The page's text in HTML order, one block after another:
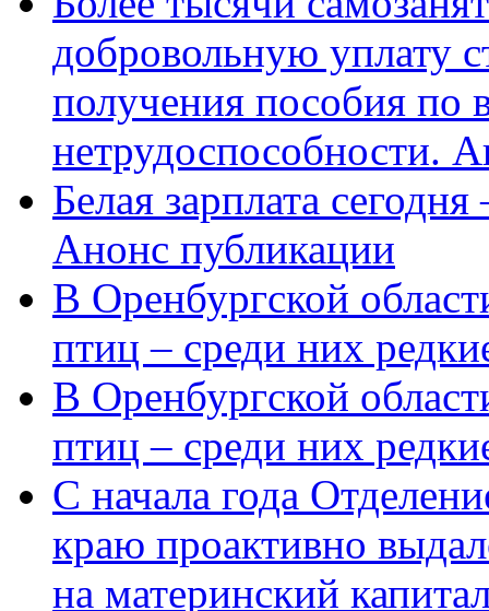
добровольную уплату
получения пособия по
нетрудоспособности.
Белая зарплата
Анонс публикации
В Оренбургской
птиц – среди них
В Оренбургской
птиц – среди них
С начала года
краю проактивно
на материнский